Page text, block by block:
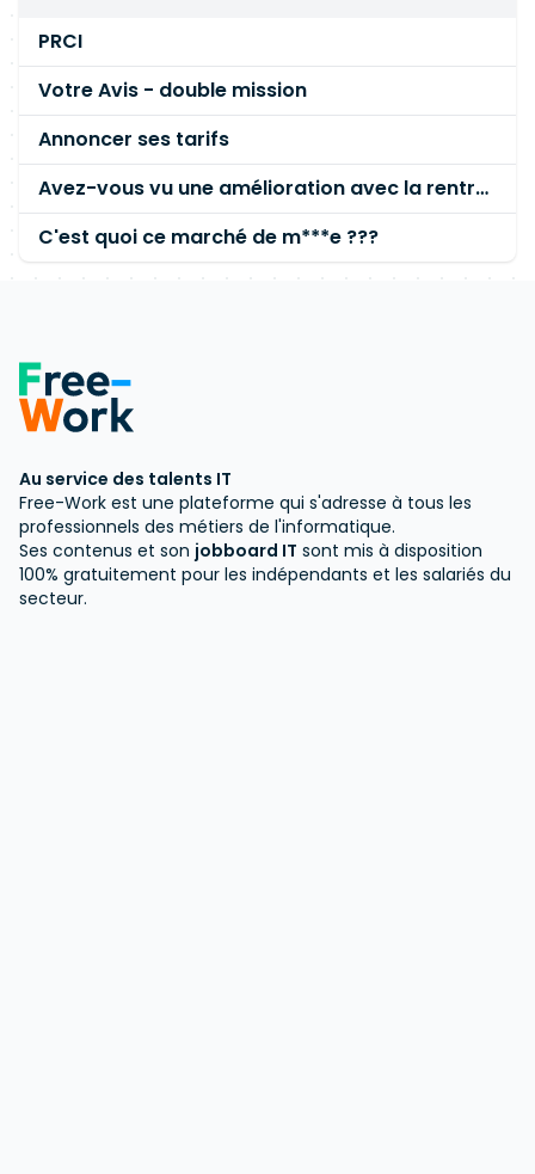
PRCI
Votre Avis - double mission
Annoncer ses tarifs
Avez-vous vu une amélioration avec la rentrée ? reconversion après 1 an de recherche
C'est quoi ce marché de m***e ???
Au service des talents IT
Free-Work est une plateforme qui s'adresse à tous les
professionnels des métiers de l'informatique.
Ses contenus et son jobboard IT sont mis à disposition
100% gratuitement pour les indépendants et les salariés du
secteur.